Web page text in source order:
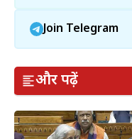
Join Telegram
और पढ़ें